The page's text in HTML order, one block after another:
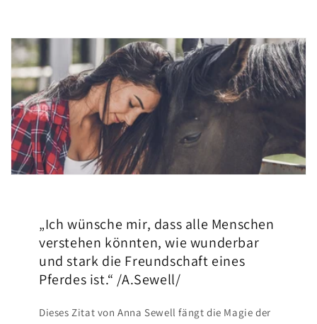
„Ich wünsche mir, dass alle Menschen
verstehen könnten, wie wunderbar
und stark die Freundschaft eines
Pferdes ist.“ /A.Sewell/
Dieses Zitat von Anna Sewell fängt die Magie der